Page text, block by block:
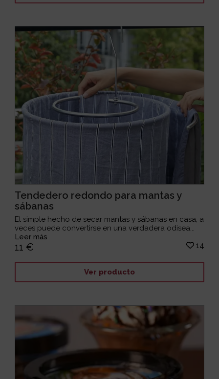
Tendedero redondo para mantas y
sábanas
El simple hecho de secar mantas y sábanas en casa, a
veces puede convertirse en una verdadera odisea...
Leer más
11 € 14
Ver producto